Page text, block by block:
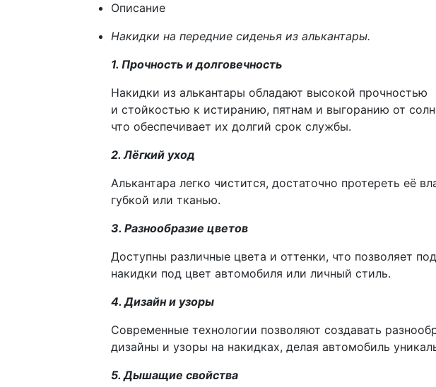
Описание
Накидки на передние сиденья из алькантары.
1. Прочность и долговечность
Накидки из алькантары обладают высокой прочностью
и стойкостью к истиранию, пятнам и выгоранию от
что обеспечивает их долгий срок службы.
2. Лёгкий уход
Алькантара легко чистится, достаточно протереть её
губкой или тканью.
3. Разнообразие цветов
Доступны различные цвета и оттенки, что позволяет
накидки под цвет автомобиля или личный стиль.
4. Дизайн и узоры
Современные технологии позволяют создавать
дизайны и узоры на накидках, делая автомобиль
5. Дышащие свойства